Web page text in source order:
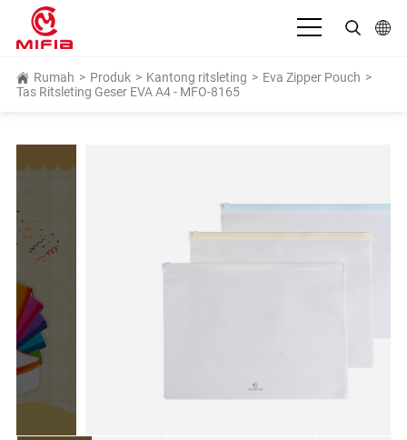
Bahasa Indonesia
Русский язык
Rumah > Produk > Kantong ritsleting > Eva Zipper Pouch >
Tas Ritsleting Geser EVA A4 - MFO-8165